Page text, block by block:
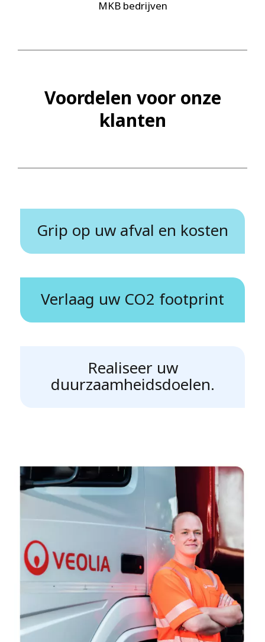
MKB bedrijven
Voordelen voor onze
klanten
Grip op uw afval en kosten
Verlaag uw CO2 footprint
Realiseer uw
duurzaamheidsdoelen.